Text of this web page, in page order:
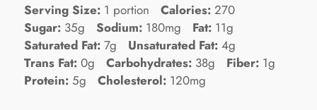
Serving Size: 1 portion Calories: 270
Sugar: 35g Sodium: 180mg Fat: 11g
Saturated Fat: 7g Unsaturated Fat: 4g
Trans Fat: 0g Carbohydrates: 38g Fiber: 1g
Protein: 5g Cholesterol: 120mg